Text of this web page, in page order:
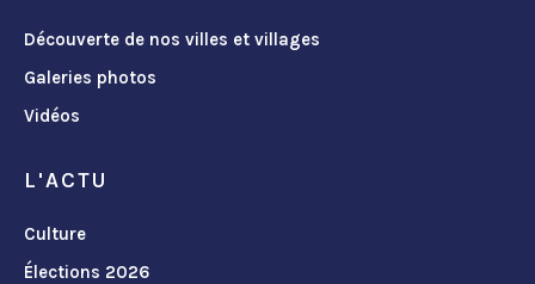
Découverte de nos villes et villages
Galeries photos
Vidéos
L'ACTU
Culture
Élections 2026